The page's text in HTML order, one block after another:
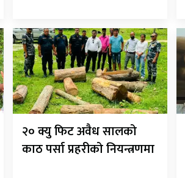
२० क्यु फिट अवैध सालको
काठ पर्सा प्रहरीको नियन्त्रणमा